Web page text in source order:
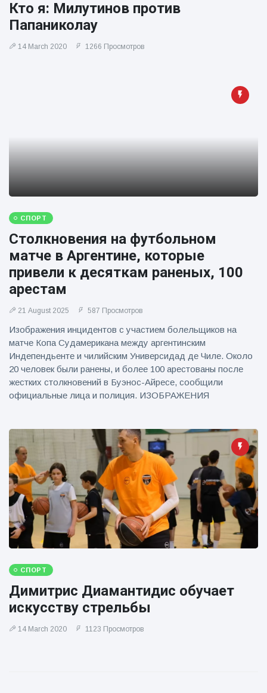
фейерверков из
движущейся
машины
Кто я: Милутинов против
Папаниколау
14 March 2020 1266 Просмотров
СПОРТ
Столкновения на футбольном
матче в Аргентине, которые
привели к десяткам раненых, 100
арестам
21 August 2025 587 Просмотров
Изображения инцидентов с участием болельщиков на
матче Копа Судамерикана между аргентинским
Индепендьенте и чилийским Универсидад де Чиле. Около
20 человек были ранены, и более 100 арестованы после
жестких столкновений в Буэнос-Айресе, сообщили
официальные лица и полиция. ИЗОБРАЖЕНИЯ
СПОРТ
Димитрис Диамантидис обучает
искусству стрельбы
14 March 2020 1123 Просмотров